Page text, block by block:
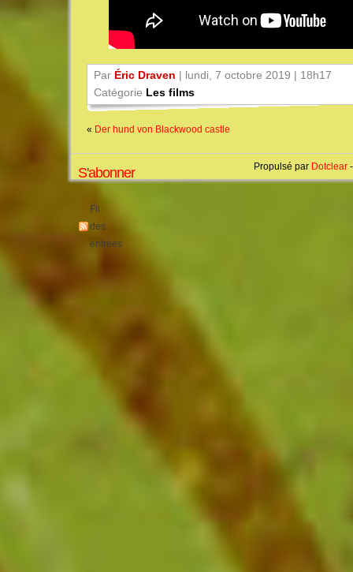
Par Éric Draven | lundi, 7 octobre 2019 | 18h17
Catégorie Les films
« Der hund von Blackwood castle
S'abonner
Fil
des
entrées
Propulsé par Dotclear